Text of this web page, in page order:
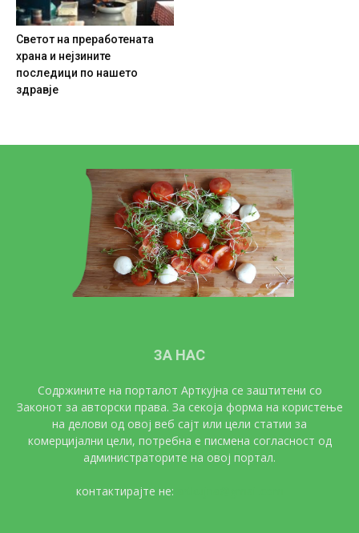
Светот на преработената
храна и нејзините
последици по нашето
здравје
ЗА НАС
Содржините на порталот Арткујна се заштитени со
Законот за авторски права. За секоја форма на користење
на делови од овој веб сајт или цели статии за
комерцијални цели, потребна е писмена согласност од
администраторите на овој портал.
контактирајте не: